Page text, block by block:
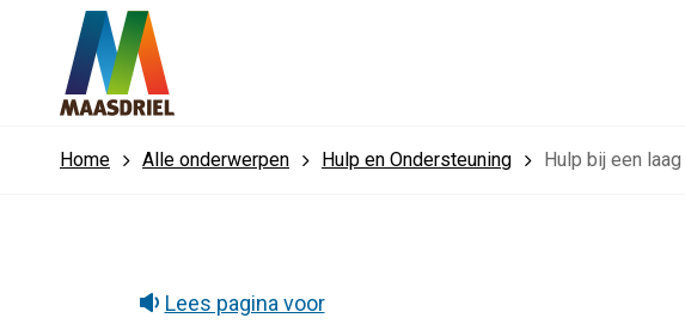
Home Alle onderwerpen Hulp en Ondersteuning Hulp bij een
Lees pagina voor